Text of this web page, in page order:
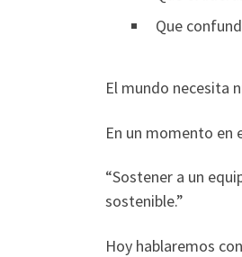
Que
El mundo necesita
En un momento en
“Sostener a un
sostenible.”
Hoy hablaremos